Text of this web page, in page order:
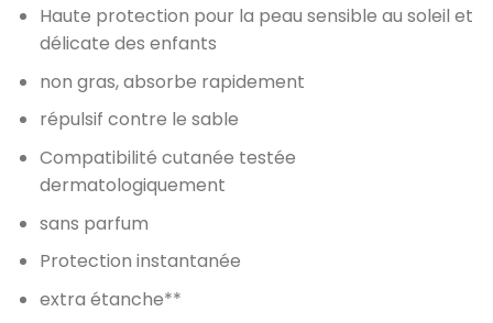
Haute protection pour la peau sensible au soleil et
délicate des enfants
non gras, absorbe rapidement
répulsif contre le sable
Compatibilité cutanée testée
dermatologiquement
sans parfum
Protection instantanée
extra étanche**